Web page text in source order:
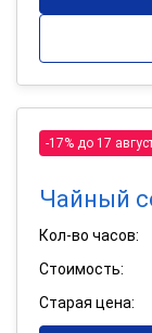
-17% до 17
Чайный
Кол-во часов:
Стоимость:
Старая цена: